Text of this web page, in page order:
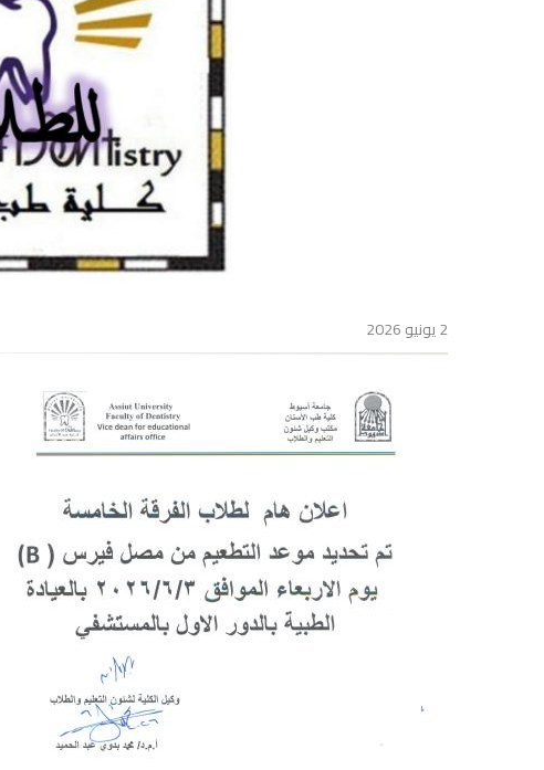
2 يونيو 2026